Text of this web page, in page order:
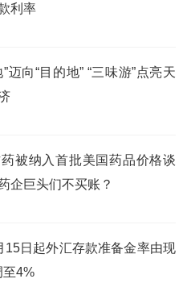
利率
”迈向“目的地” “三味游”点亮天
被纳入首批美国药品价格谈
企巨头们不买账？
15日起外汇存款准备金率由现
至4%